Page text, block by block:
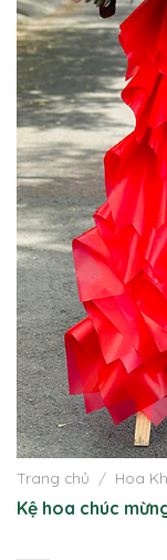
Trang chủ / Hoa
Kệ hoa chúc